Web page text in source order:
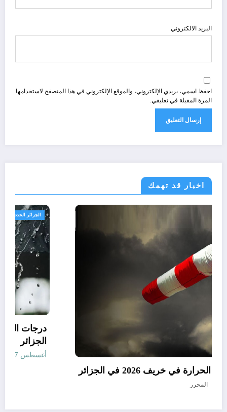
البريد الالكتروني
احفظ اسمي، بريدي الإلكتروني، والموقع الإلكتروني في هذا المتصفح لاستخدامها
المرة المقبلة في تعليقي.
اخبار قد تهمك
توقعات درجات الحرارة في خريف 2026 في الجزائر
أغسطس 7, 2026